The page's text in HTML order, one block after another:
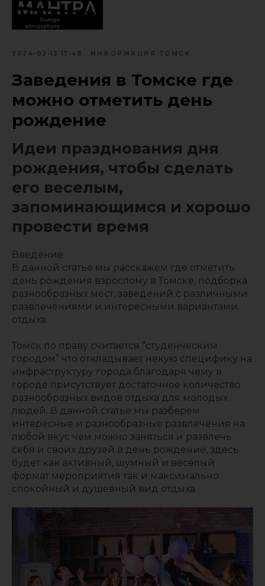
2024-02-13 17:48 ИНФОРМАЦИЯ ТОМСК
Заведения в Томске где
можно отметить день
рождение
Идеи празднования дня
рождения, чтобы сделать
его веселым,
запоминающимся и хорошо
провести время
Введение:
В данной статье мы расскажем где отметить
день рождения взрослому в Томске, подборка
разнообразных мест, заведений с различными
развлечениями и интересными вариантами
отдыха.
Томск по праву считается “студенческим
городом” что откладывает некую специфику на
инфраструктуру города благодаря чему в
городе присутствует достаточное количество
разнообразных видов отдыха для молодых
людей. В данной статье мы разберем
интересные и разнообразные развлечения на
любой вкус чем можно заняться и развлечь
себя и своих друзей в день рождение, здесь
будет как активный, шумный и весёлый
формат мероприятия так и максимально
спокойный и душевный вид отдыха.